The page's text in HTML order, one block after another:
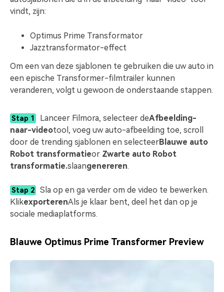
vindt, zijn:
Optimus Prime Transformator
Jazztransformator-effect
Om een van deze sjablonen te gebruiken die uw auto in
een epische Transformer-filmtrailer kunnen
veranderen, volgt u gewoon de onderstaande stappen.
Stap 1 Lanceer Filmora, selecteer deAfbeelding-
naar-videotool, voeg uw auto-afbeelding toe, scroll
door de trending sjablonen en selecteerBlauwe auto
Robot transformatieor Zwarte auto Robot
transformatie.slaangenereren.
Stap 2
Sla op en ga verder om de video te bewerken.
KlikexporterenAls je klaar bent, deel het dan op je
sociale mediaplatforms.
Blauwe Optimus Prime Transformer Preview